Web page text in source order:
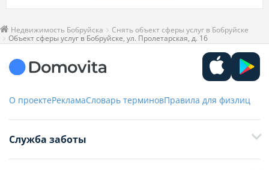
Недвижимость Бобруйска
Снять объект сферы услуг в Бобруйске
Объект сферы услуг в Бобруйске, ул. Пролетарская, д. 16
О проектеРекламаСловарь терминовПравила для физлиц
Служба заботы